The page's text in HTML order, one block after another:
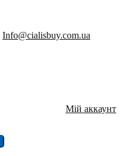
Info@cialisbuy.com.ua
Мій аккаунт